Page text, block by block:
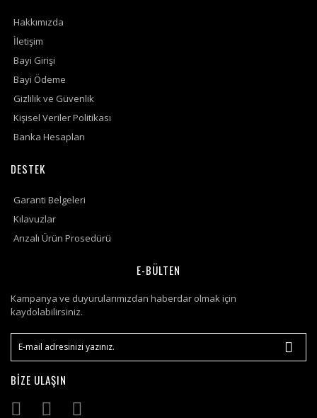
Hakkımızda
İletişim
Bayi Girişi
Bayi Ödeme
Gizlilik ve Güvenlik
Kişisel Veriler Politikası
Banka Hesapları
DESTEK
Garanti Belgeleri
Kılavuzlar
Arızalı Ürün Prosedürü
E-BÜLTEN
Kampanya ve duyurularımızdan haberdar olmak için
kaydolabilirsiniz.
BİZE ULAŞIN